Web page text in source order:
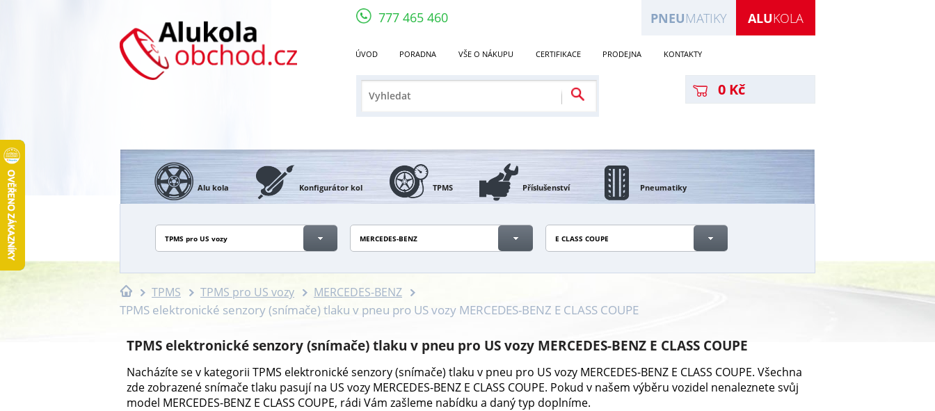
777 465 460 ALUKOLA
PNEUMATIKY
ÚVOD PORADNA VŠE O NÁKUPU CERTIFIKACE PRODEJNA KONTAKTY
0 Kč
Alu kola Konfigurátor kol TPMS Příslušenství Pneumatiky
TPMS pro US vozy MERCEDES-BENZ E CLASS COUPE
TPMS TPMS pro US vozy MERCEDES-BENZ
TPMS elektronické senzory (snímače) tlaku v pneu pro US vozy MERCEDES-BENZ E CLASS COUPE
TPMS elektronické senzory (snímače) tlaku v pneu pro US vozy MERCEDES-BENZ E CLASS COUPE
Nacházíte se v kategorii TPMS elektronické senzory (snímače) tlaku v pneu pro US vozy MERCEDES-BENZ E CLASS COUPE. Všechna
zde zobrazené snímače tlaku pasují na US vozy MERCEDES-BENZ E CLASS COUPE. Pokud v našem výběru vozidel nenaleznete svůj
model MERCEDES-BENZ E CLASS COUPE, rádi Vám zašleme nabídku a daný typ doplníme.